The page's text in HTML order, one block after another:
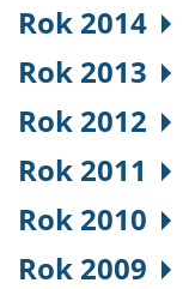
Rok 2014
Rok 2013
Rok 2012
Rok 2011
Rok 2010
Rok 2009